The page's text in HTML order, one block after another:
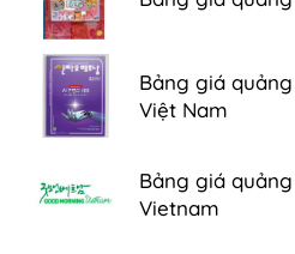
Việt Nam
Vietnam